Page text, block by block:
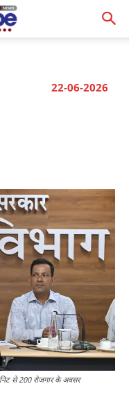
22-06-2026
से 200 रोजगार के अवसर